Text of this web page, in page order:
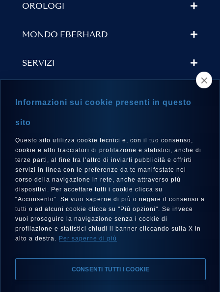
OROLOGI
MONDO EBERHARD
SERVIZI
LINGUA
Italiano
SEGUICI SU
Informazioni sui cookie presenti in questo
sito
Questo sito utilizza cookie tecnici e, con il tuo consenso,
cookie e altri tracciatori di profilazione e statistici, anche di
terze parti, al fine tra l’altro di inviarti pubblicità e offrirti
servizi in linea con le preferenze da te manifestate nel
corso della navigazione in rete, anche attraverso più
dispositivi. Per accettare tutti i cookie clicca su
“Acconsento”. Se vuoi saperne di più o negare il consenso a
tutti o ad alcuni cookie clicca su "Più opzioni". Se invece
vuoi proseguire la navigazione senza i cookie di
profilazione e statistici chiudi il banner cliccando sulla X in
alto a destra. Per saperne di più
CONSENTI TUTTI I COOKIE